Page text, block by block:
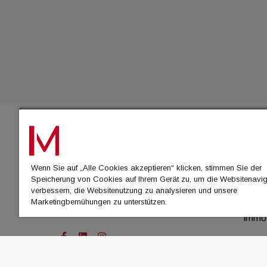
Wenn Sie auf „Alle Cookies akzeptieren“ klicken, stimmen Sie der
Speicherung von Cookies auf Ihrem Gerät zu, um die
verbessern, die Websitenutzung zu analysieren und unsere
Marketingbemühungen zu unterstützen.